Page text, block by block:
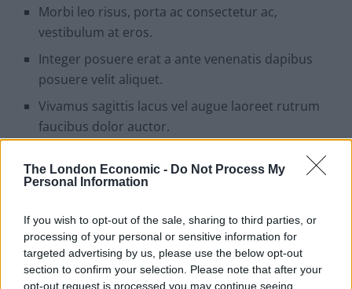
The London Economic - Do Not Process My
Personal Information
If you wish to opt-out of the sale, sharing to third parties, or
processing of your personal or sensitive information for
targeted advertising by us, please use the below opt-out
section to confirm your selection. Please note that after your
opt-out request is processed you may continue seeing
Morbi leo risus, porta ac consectetur ac,
vestibulum at eros.
Integer posuere erat a ante venenatis dapibus
posuere velit aliquet.
Vivamus sagittis lacus vel augue laoreet rutrum
faucibus dolor auctor.
Integer posuere erat a ante venenatis dapibus
posuere velit aliquet.
[gdlr_space height=”25px”]
Sed posuere consectetur est at lobortis. Sed posuere
consectetur est at lobortis. Cras justo odio, dapibus ac